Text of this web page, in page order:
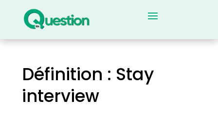
Définition : Stay
interview